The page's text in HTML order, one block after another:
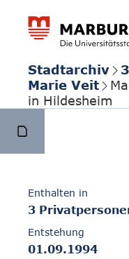
Stadtarchiv
Marie Veit
in Hildesheim
Enthalten in
3
Entstehung
01.09.1994